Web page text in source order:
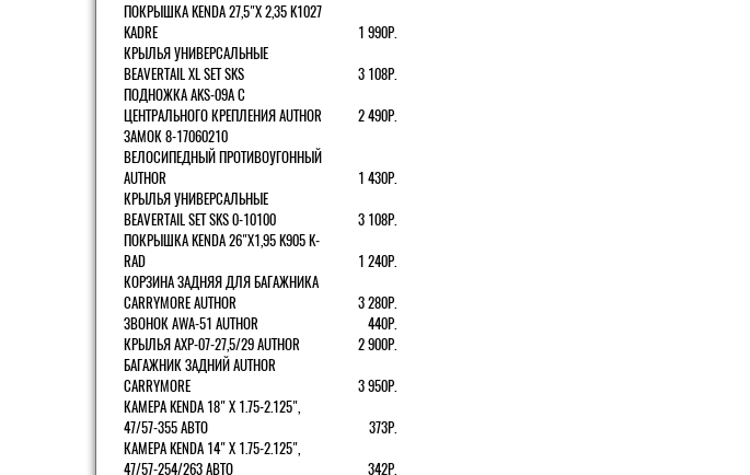
ПОКРЫШКА KENDA 27,5"Х 2,35 K1027
KADRE
1 990Р.
КРЫЛЬЯ УНИВЕРСАЛЬНЫЕ
BEAVERTAIL XL SET SKS
3 108Р.
ПОДНОЖКА AKS-09A C
ЦЕНТРАЛЬНОГО КРЕПЛЕНИЯ AUTHOR
2 490Р.
ЗАМОК 8-17060210
ВЕЛОСИПЕДНЫЙ ПРОТИВОУГОННЫЙ
AUTHOR
1 430Р.
КРЫЛЬЯ УНИВЕРСАЛЬНЫЕ
BEAVERTAIL SET SKS 0-10100
3 108Р.
ПОКРЫШКА KENDA 26"Х1,95 K905 K-
RAD
1 240Р.
КОРЗИНА ЗАДНЯЯ ДЛЯ БАГАЖНИКА
CARRYMORE AUTHOR
3 280Р.
ЗВОНОК AWA-51 AUTHOR
440Р.
КРЫЛЬЯ AXP-07-27,5/29 AUTHOR
2 900Р.
БАГАЖНИК ЗАДНИЙ AUTHOR
CARRYMORE
3 950Р.
КАМЕРА KENDA 18" Х 1.75-2.125",
47/57-355 АВТО
373Р.
КАМЕРА KENDA 14" Х 1.75-2.125",
47/57-254/263 АВТО
342Р.